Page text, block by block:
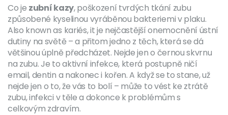
Co je zubní kazy,poškození tvrdých tkání zubu
způsobené kyselinou vyráběnou bakteriemi v plaku.
Also known as kariés, it je nejčastější onemocnění ústní
dutiny na světě – a přitom jedno z těch, která se dá
většinou úplně předcházet. Nejde jen o černou skvrnu
na zubu. Je to aktivní infekce, která postupně ničí
email, dentin a nakonec i kořen. A když se to stane, už
nejde jen o to, že vás to bolí – může to vést ke ztrátě
zubu, infekci v těle a dokonce k problémům s
celkovým zdravím.